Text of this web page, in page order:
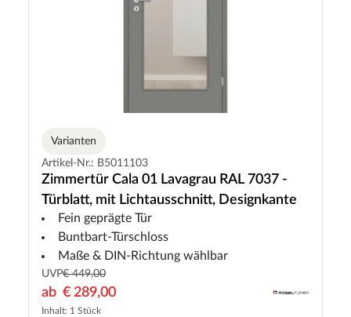
Varianten
Artikel-Nr.: B5011103
Zimmertür Cala 01 Lavagrau RAL 7037 -
Türblatt, mit Lichtausschnitt, Designkante
Fein geprägte Tür
Buntbart-Türschloss
Maße & DIN-Richtung wählbar
UVP€ 449,00
ab € 289,00
Inhalt: 1 Stück